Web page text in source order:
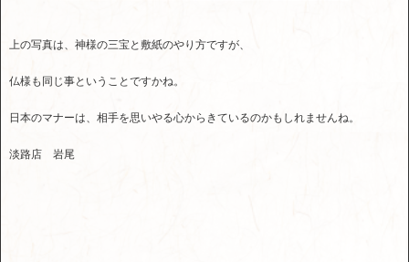
上の写真は、神様の三宝と敷紙のやり方ですが、
仏様も同じ事ということですかね。
日本のマナーは、相手を思いやる心からきているのかもしれませんね。
淡路店 岩尾